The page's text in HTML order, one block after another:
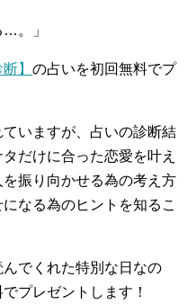
…。」
】 の占いを初回無料でプ
いますが、占いの診断結
だけに合った恋愛を叶え
振り向かせる為の考え方
なる為のヒントを知るこ
でくれた特別な日なの
プレゼントします！